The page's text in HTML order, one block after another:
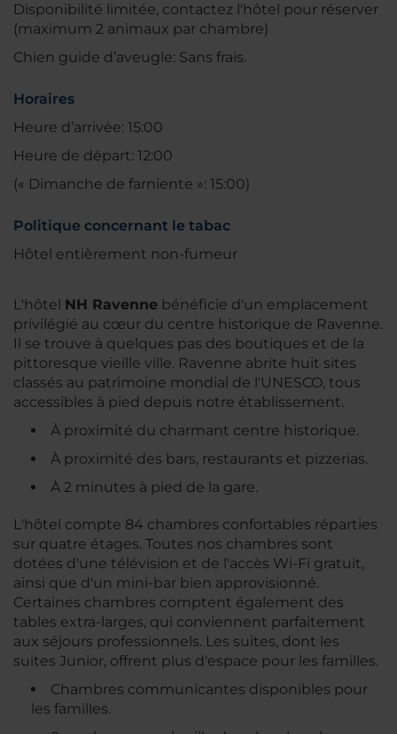
Disponibilité limitée, contactez l'hôtel pour réserver
(maximum 2 animaux par chambre)
Chien guide d’aveugle: Sans frais.
Horaires
Heure d’arrivée: 15:00
Heure de départ: 12:00
(« Dimanche de farniente »: 15:00)
Politique concernant le tabac
Hôtel entièrement non-fumeur
L'hôtel NH Ravenne bénéficie d'un emplacement
privilégié au cœur du centre historique de Ravenne.
Il se trouve à quelques pas des boutiques et de la
pittoresque vieille ville. Ravenne abrite huit sites
classés au patrimoine mondial de l'UNESCO, tous
accessibles à pied depuis notre établissement.
À proximité du charmant centre historique.
À proximité des bars, restaurants et pizzerias.
À 2 minutes à pied de la gare.
L'hôtel compte 84 chambres confortables réparties
sur quatre étages. Toutes nos chambres sont
dotées d'une télévision et de l'accès Wi-Fi gratuit,
ainsi que d'un mini-bar bien approvisionné.
Certaines chambres comptent également des
tables extra-larges, qui conviennent parfaitement
aux séjours professionnels. Les suites, dont les
suites Junior, offrent plus d'espace pour les familles.
Chambres communicantes disponibles pour
les familles.